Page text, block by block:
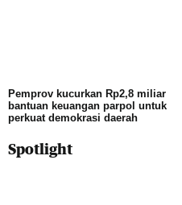
Pemprov kucurkan Rp2,8 miliar
bantuan keuangan parpol untuk
perkuat demokrasi daerah
Spotlight